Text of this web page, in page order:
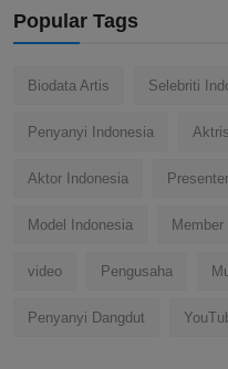
Popular Tags
Biodata Artis Selebriti
Penyanyi Indonesia
Aktor Indonesia Presenter
Model Indonesia
video Pengusaha
Penyanyi Dangdut